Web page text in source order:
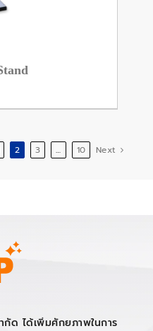
2 3 … 10 Next
ด ได้เพิ่มศักยภาพในการ